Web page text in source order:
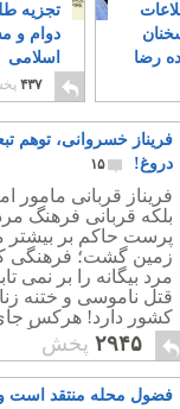
رضا
تجزیه
دوام و
اسلامی
۴۳۷
فریناز خسروانی، توهم
دروغ!
۱۵
فریناز قربانی مامور
بلکه قربانی فرهنگ
پرست حاکم بر بیشتر
زمین گشت؛ فرهنگی
مرد بیگانه را بر نمی
قتل ناموسی و ختنه
کشور دارد! هرکس جای
جز فرار، به چیز دیگری
۲۹۴۵ پخش
فضول محله منتقد است و